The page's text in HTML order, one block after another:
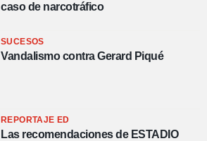
caso de narcotráfico
SUCESOS
Vandalismo contra Gerard Piqué
REPORTAJE ED
Las recomendaciones de ESTADIO